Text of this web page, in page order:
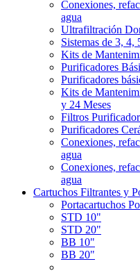
Conexiones,
agua
Ultrafiltración
Sistemas de 3, 4,
Kits de
Purificadores
Purificadores
Kits de
y 24 Meses
Filtros
Purificadores
Conexiones,
agua
Conexiones,
agua
Cartuchos Filtrantes y
Portacartuchos
STD 10"
STD 20"
BB 10"
BB 20"